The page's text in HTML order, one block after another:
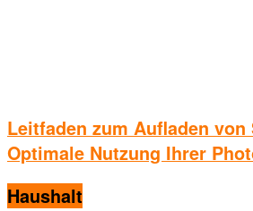
Leitfaden zum Aufladen
Optimale Nutzung Ihrer
Haushalt